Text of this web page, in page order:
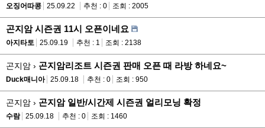
오징어따콩
25.09.22 추천 : 0 조회 : 2005
곤지암 시즌권 11시 오픈이네요
아지타토 25.09.19 추천 : 1 조회 : 2138
곤지암 › 곤지암리조트 시즌권 판매 오픈 때 라방 하네요~
Duck매니아 25.09.18 추천 : 0 조회 : 950
곤지암 › 곤지암 일반/시간제 시즌권 얼리모닝 확정
수람 25.09.18 추천 : 0 조회 : 1460